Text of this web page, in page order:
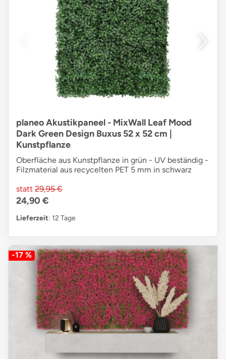
planeo Akustikpaneel - MixWall Leaf Mood
Dark Green Design Buxus 52 x 52 cm |
Kunstpflanze
Oberfläche aus Kunstpflanze in grün - UV beständig -
Filzmaterial aus recycelten PET 5 mm in schwarz
statt 29,95 €
24,90 €
Lieferzeit: 12 Tage
-17 %